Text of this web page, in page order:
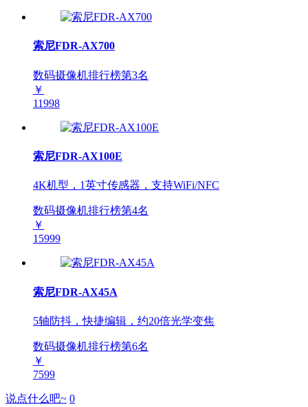
索尼FDR-AX700
数码摄像机排行榜第3名
￥
11998
索尼FDR-AX100E
4K机型，1英寸传感器，支持WiFi/NFC
数码摄像机排行榜第4名
￥
15999
索尼FDR-AX45A
5轴防抖，快捷编辑，约20倍光学变焦
数码摄像机排行榜第6名
￥
7599
说点什么吧~ 0